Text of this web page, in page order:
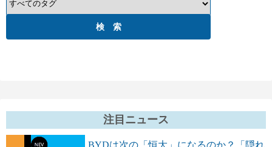
注目ニュース
BYDは次の「恒大」になるのか？「隠れ